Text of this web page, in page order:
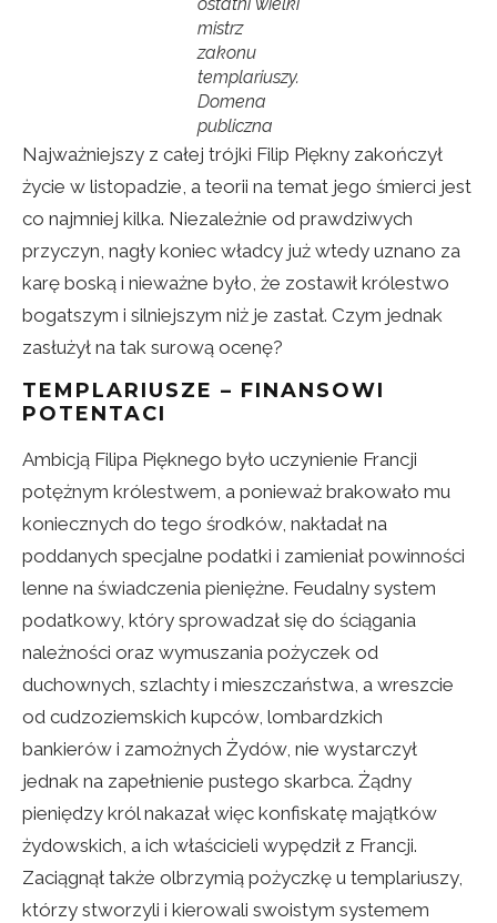
mistrz
zakonu
templariuszy.
Domena
publiczna
Najważniejszy z całej trójki Filip Piękny zakończył
życie w listopadzie, a teorii na temat jego śmierci jest
co najmniej kilka. Niezależnie od prawdziwych
przyczyn, nagły koniec władcy już wtedy uznano za
karę boską i nieważne było, że zostawił królestwo
bogatszym i silniejszym niż je zastał. Czym jednak
zasłużył na tak surową ocenę?
TEMPLARIUSZE – FINANSOWI
POTENTACI
Ambicją Filipa Pięknego było uczynienie Francji
potężnym królestwem, a ponieważ brakowało mu
koniecznych do tego środków, nakładał na
poddanych specjalne podatki i zamieniał powinności
lenne na świadczenia pieniężne. Feudalny system
podatkowy, który sprowadzał się do ściągania
należności oraz wymuszania pożyczek od
duchownych, szlachty i mieszczaństwa, a wreszcie
od cudzoziemskich kupców, lombardzkich
bankierów i zamożnych Żydów, nie wystarczył
jednak na zapełnienie pustego skarbca. Żądny
pieniędzy król nakazał więc konfiskatę majątków
żydowskich, a ich właścicieli wypędził z Francji.
Zaciągnął także olbrzymią pożyczkę u templariuszy,
którzy stworzyli i kierowali swoistym systemem